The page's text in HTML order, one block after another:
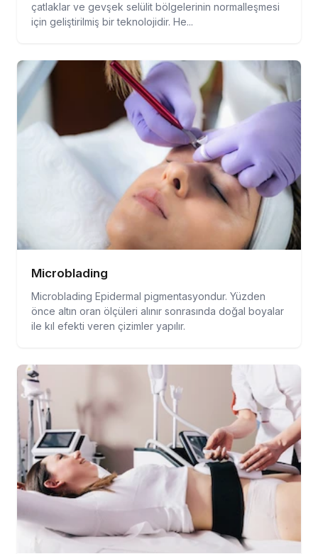
çatlaklar ve gevşek selülit bölgelerinin normalleşmesi
için geliştirilmiş bir teknolojidir. He...
Microblading
Microblading Epidermal pigmentasyondur. Yüzden
önce altın oran ölçüleri alınır sonrasında doğal boyalar
ile kıl efekti veren çizimler yapılır.